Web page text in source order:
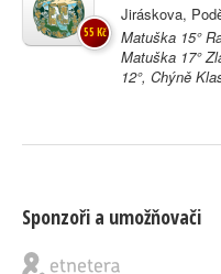
Jiráskova,
Matuška 15°
Matuška 17°
12°, Chýně
55 Kč
Sponzoři a umožňovači